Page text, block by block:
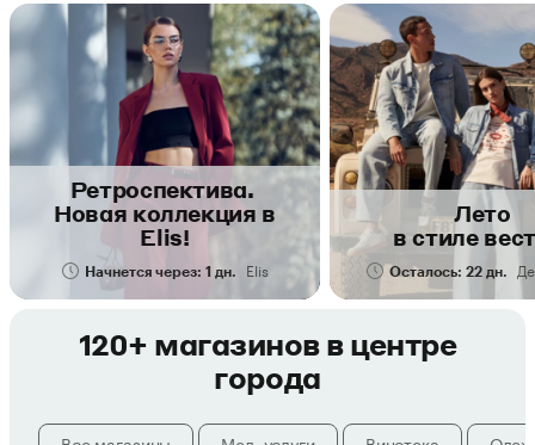
Ретроспектива.
Новая коллекция в
Elis!
Начнется через: 1 дн. Elis
Лето
в стиле
Осталось: 22 дн.
120+ магазинов в центре
города